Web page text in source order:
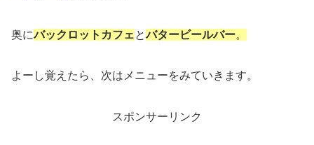
奥にバックロットカフェとバタービールバー。
よーし覚えたら、次はメニューをみていきます。
スポンサーリンク